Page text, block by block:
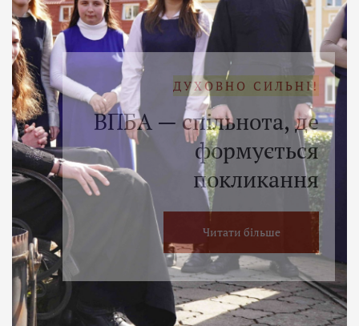
ДУХОВНО СИЛЬНІ!
ВПБА — спільнота, де
формується
покликання
Читати більше